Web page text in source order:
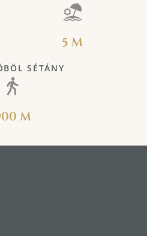
5 M
SÉTÁNY
M